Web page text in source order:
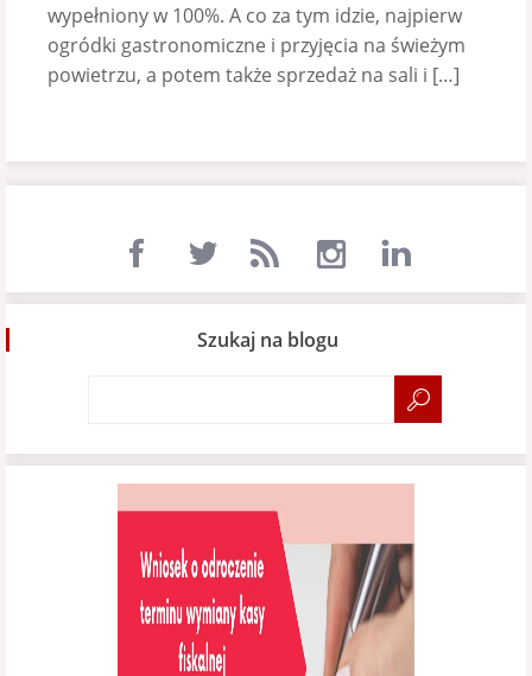
wypełniony w 100%. A co za tym idzie, najpierw
ogródki gastronomiczne i przyjęcia na świeżym
powietrzu, a potem także sprzedaż na sali i […]
Szukaj na blogu